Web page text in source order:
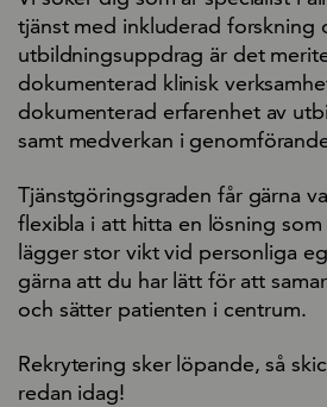
tjänst med inkluderad forskning
utbildningsuppdrag är det
dokumenterad klinisk
dokumenterad erfarenhet av
samt medverkan i
Tjänstgöringsgraden får gärna
flexibla i att hitta en lösning som
lägger stor vikt vid personliga
gärna att du har lätt för att
och sätter patienten i centrum.
Rekrytering sker löpande, så
redan idag!